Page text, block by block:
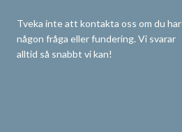
Tveka inte att kontakta oss om du har
någon fråga eller fundering. Vi svarar
alltid så snabbt vi kan!